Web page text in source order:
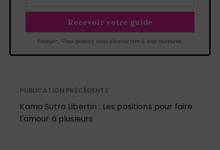
Essayez. Vous pouvez vous désinscrire à tout moment.
PUBLICATION PRÉCÉDENTE
Kama Sutra Libertin : Les positions pour faire
l'amour à plusieurs